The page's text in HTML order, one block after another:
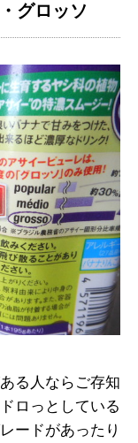
グロッソ
る人ならご存知
ロっとしている
ードがあったり